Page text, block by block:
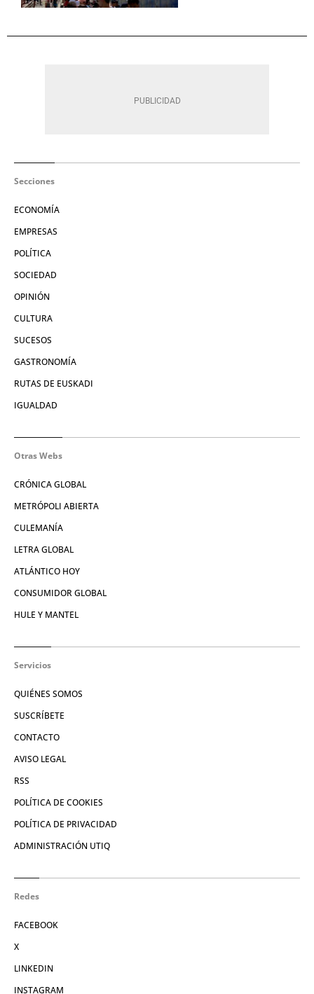
Secciones
ECONOMÍA
EMPRESAS
POLÍTICA
SOCIEDAD
OPINIÓN
CULTURA
SUCESOS
GASTRONOMÍA
RUTAS DE EUSKADI
IGUALDAD
Otras Webs
CRÓNICA GLOBAL
METRÓPOLI ABIERTA
CULEMANÍA
LETRA GLOBAL
ATLÁNTICO HOY
CONSUMIDOR GLOBAL
HULE Y MANTEL
Servicios
QUIÉNES SOMOS
SUSCRÍBETE
CONTACTO
AVISO LEGAL
RSS
POLÍTICA DE COOKIES
POLÍTICA DE PRIVACIDAD
ADMINISTRACIÓN UTIQ
Redes
FACEBOOK
X
LINKEDIN
INSTAGRAM